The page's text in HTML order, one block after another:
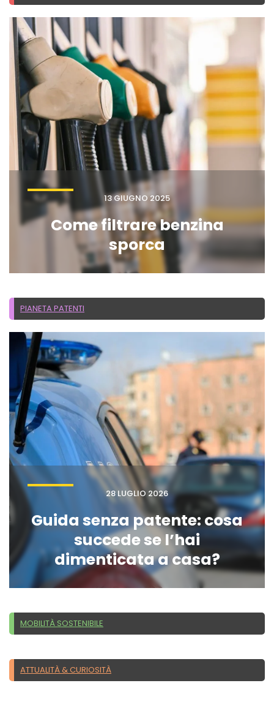
13 GIUGNO 2025
Come filtrare benzina
sporca
PIANETA PATENTI
28 LUGLIO 2026
Guida senza patente: cosa
succede se l’hai
dimenticata a casa?
MOBILITÀ SOSTENIBILE
ATTUALITÀ & CURIOSITÀ